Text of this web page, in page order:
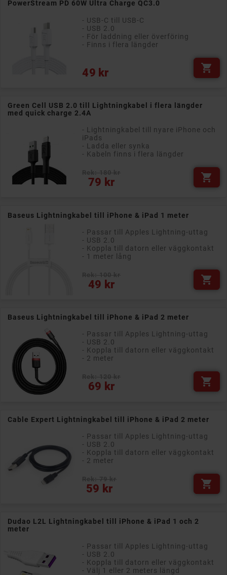
PowerStream PD 60W Ultra Charge QC3.0
- USB-C till USB-C
- USB 2.0
- För laddning eller överföring
- Finns i flera längder
49 kr
Pris 
Green Cell USB 2.0 till Lightningkabel i flera längder
med quick charge 2.4A
- Lightningkabel till nyare iPhone och
iPads
- Ladda eller synka
- Kabeln finns i flera längder
79 kr
Pris 
Baseus Lightningkabel till iPhone & iPad 1 meter
- Passar till Apples Lightning-uttag
- USB 2.0
- Koppla till datorn eller väggkontakt
- 1 meter lång
49 kr
Pris 
Baseus Lightningkabel till iPhone & iPad 2 meter
- Passar till Apples Lightning-uttag
- USB 2.0
- Koppla till datorn eller väggkontakt
- 2 meter
69 kr
Pris 
Cable Expert Lightningkabel till iPhone & iPad 2 meter
- Passar till Apples Lightning-uttag
- USB 2.0
- Koppla till datorn eller väggkontakt
- 2 meter
59 kr
Pris 
Dudao L2L Lightningkabel till iPhone & iPad 1 och 2
meter
- Passar till Apples Lightning-uttag
- USB 2.0
- Koppla till datorn eller väggkontakt
- Välj 1 eller 2 meters längd